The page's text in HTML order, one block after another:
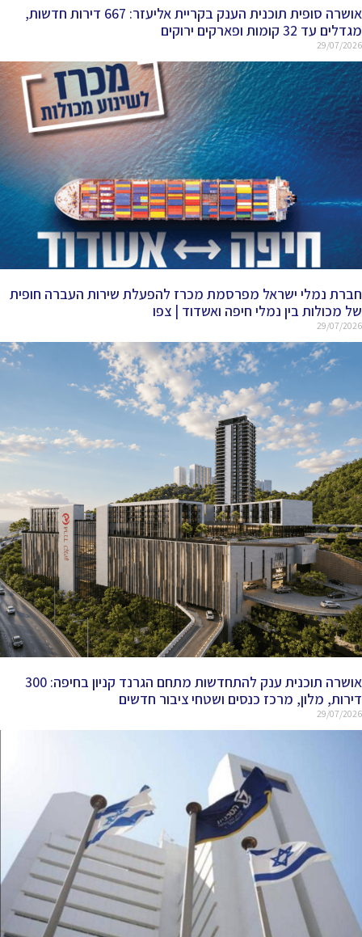
אושרה סופית תוכנית הענק בקריית אליעזר: 667 דירות חדשות,
מגדלים עד 32 קומות ופארקים ירוקים
29/07/2026
חברת נמלי ישראל מפרסמת מכרז להפעלת שירות העברה חופית
של מכולות בין נמלי חיפה ואשדוד | צפו
29/07/2026
אושרה תוכנית ענק להתחדשות מתחם הגרנד קניון בחיפה: 300
דירות, מלון, מרכז כנסים ושטחי ציבור חדשים
29/07/2026